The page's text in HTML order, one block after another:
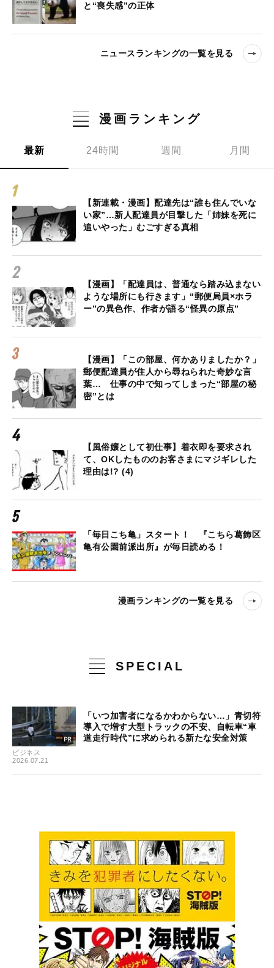
と“喪失感”の正体
ニュースランキングの一覧を見る
漫画ランキング
最新 24時間 週間 月間
【新連載・漫画】配達先は“誰も住んでいな
い家”…新人配達員が目撃した「姉妹を死に
追いやった」むごすぎる真相
【漫画】「配達員は、普通なら踏み込まない
ような場所にも行きます」“郵便局員×ホラ
ー”の異色作、作者が語る“怪異の原点”
【漫画】「この部屋、何かありましたか？」
郵便配達員が住人から尋ねられた奇妙な言
葉… 仕事の中で知ってしまった“部屋の秘
密”とは
【風俗嬢として初仕事】着衣即を要求され
て、OKしたもののお客さまにマジギレした
理由は!? (4)
「毎日こち亀」スタート！ 『こちら葛飾区
亀有公園前派出所』が毎日読める！
漫画ランキングの一覧を見る
SPECIAL
ビジネス
2026.07.21
「いつ加害者になるかわからない…」青切符
導入で増す大型トラックの不安、自転車“車
道走行時代”に求められる新たな安全対策